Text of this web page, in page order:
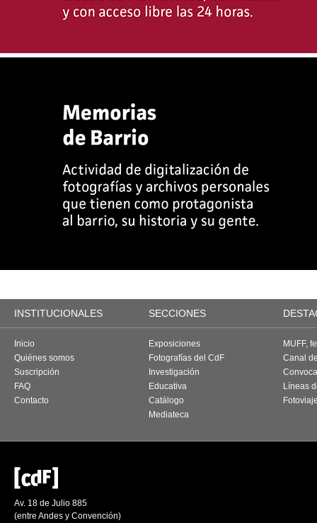
INSTITUCIONALES SECCIONES
Inicio
Quiénes somos
Suscripción
FAQ
Contacto
Exposiciones
Fotografías del CdF
Investigación
Educativa
Catálogo
Mediateca
MUFF,
Canal
Líneas
Av. 18 de Julio 885
(entre Andes y Convención)